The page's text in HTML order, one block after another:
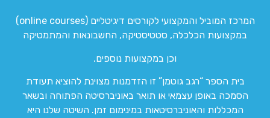
המרכז המוביל והמקצועי לקורסים דיגיטליים (online courses)
במקצועות הכלכלה, סטטיסטיקה, החשבונאות והמתמטיקה
וכן במקצועות נוספים.
בית הספר “רגב גוטמן” זו הזדמנות מצוינת להוציא תעודת
הסמכה באופן עצמאי או תואר באוניברסיטה הפתוחה ובשאר
המכללות והאוניברסיטאות במינימום זמן. השיטה שלנו היא